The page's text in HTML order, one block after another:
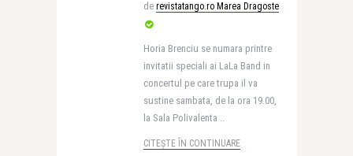
de revistatango.ro Marea Dragoste
Horia Brenciu se numara printre
invitatii speciali ai LaLa Band in
concertul pe care trupa il va
sustine sambata, de la ora 19.00,
la Sala Polivalenta ..
CITEȘTE ÎN CONTINUARE